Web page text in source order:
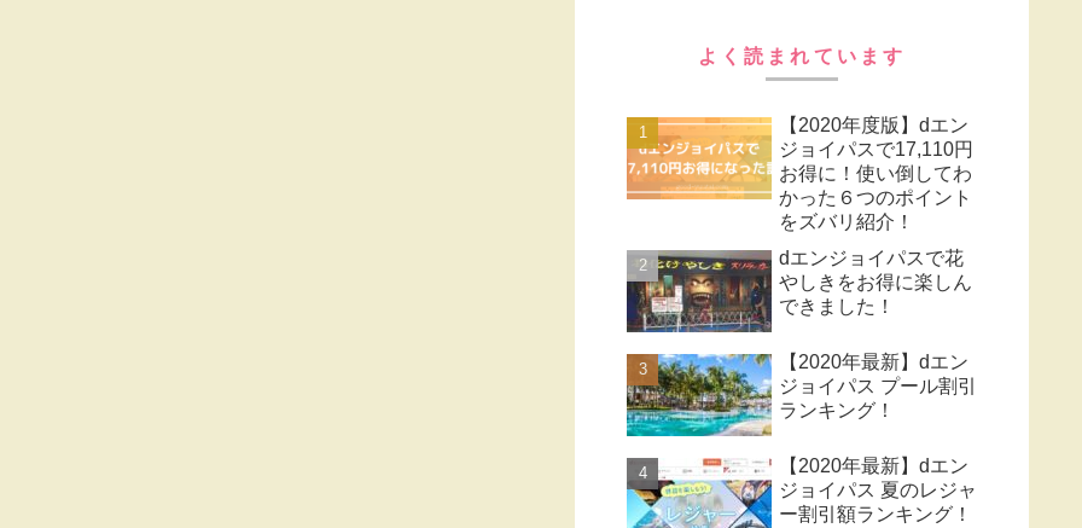
よく読まれています
【2020年度版】dエン
ジョイパスで17,110円
お得に！使い倒してわ
かった６つのポイント
をズバリ紹介！
dエンジョイパスで花
やしきをお得に楽しん
できました！
【2020年最新】dエン
ジョイパス プール割引
ランキング！
【2020年最新】dエン
ジョイパス 夏のレジャ
ー割引額ランキング！